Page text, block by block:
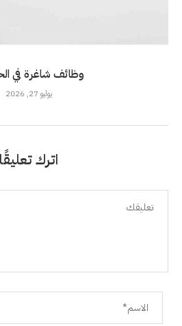
وظائف شاغرة في
يوليو 27, 2026
اترك تعليقًا